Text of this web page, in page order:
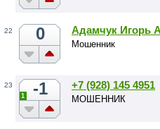
22 0 Адамчук Игорь
Мошенник
23 -1
1
+7 (928) 145 4951
МОШЕННИК